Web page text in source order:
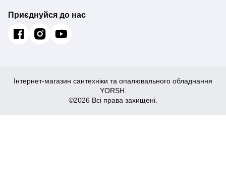
Приєднуйся до нас
Інтернет-магазин сантехніки та опалювального обладнання
YORSH.
©2026 Всі права захищені.